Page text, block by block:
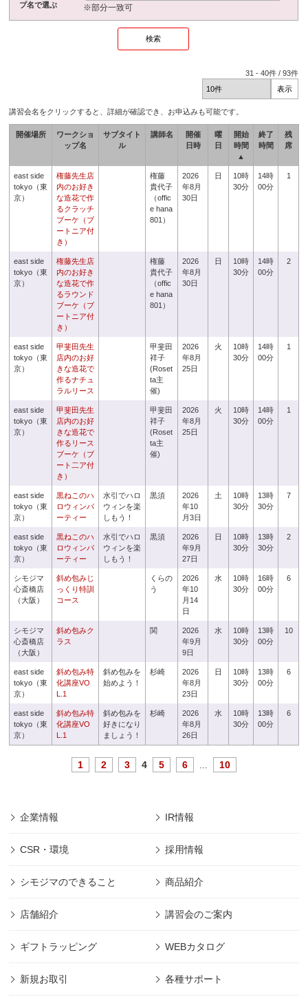
プ名で選ぶ
※部分一致可
31 -40件 /93件
講習会名をクリックすると、詳細が確認でき、お申込みも可能です。
開催場所
ワークショ
ップ名
サブタイト
ル
講師名
開催
日時
曜
日
開始
時間
▲
終了
時間
残
席
east side
tokyo（東
京）
権藤先生店
内のお好き
な造花で作
るクラッチ
ブーケ（ブ
ートニア付
き）
権藤
貴代子
（offic
e hana
801）
2026
年8月
30日
日
10時
30分
14時
00分
1
east side
tokyo（東
京）
権藤先生店
内のお好き
な造花で作
るラウンド
ブーケ（ブ
ートニア付
き）
権藤
貴代子
（offic
e hana
801）
2026
年8月
30日
日
10時
30分
14時
00分
2
east side
tokyo（東
京）
甲斐田先生
店内のお好
きな造花で
作るナチュ
ラルリース
甲斐田
祥子
(Roset
ta主
催)
2026
年8月
25日
火
10時
30分
14時
00分
1
east side
tokyo（東
京）
甲斐田先生
店内のお好
きな造花で
作るリース
ブーケ（ブ
ート二ア付
き）
甲斐田
祥子
(Roset
ta主
催)
2026
年8月
25日
火
10時
30分
14時
00分
1
east side
tokyo（東
京）
黒ねこのハ
ロウィンパ
ーティー
水引でハロ
ウィンを楽
しもう！
黒須
2026
年10
月3日
土
10時
30分
13時
30分
7
east side
tokyo（東
京）
黒ねこのハ
ロウィンパ
ーティー
水引でハロ
ウィンを楽
しもう！
黒須
2026
年9月
27日
日
10時
30分
13時
30分
2
シモジマ
心斎橋店
（大阪）
斜め包みじ
っくり特訓
コース
くらの
う
2026
年10
月14
日
水
10時
30分
16時
00分
6
シモジマ
心斎橋店
（大阪）
斜め包みク
ラス
関
2026
年9月
9日
水
10時
30分
13時
00分
10
east side
tokyo（東
京）
斜め包み特
化講座VO
L.1
斜め包みを
始めよう！
杉崎
2026
年8月
23日
日
10時
30分
13時
00分
6
east side
tokyo（東
京）
斜め包み特
化講座VO
L.1
斜め包みを
好きになり
ましょう！
杉崎
2026
年8月
26日
水
10時
30分
13時
00分
6
1 2 3 4 5 6 10
企業情報 IR情報
CSR・環境 採用情報
シモジマのできること 商品紹介
店舗紹介 講習会のご案内
ギフトラッピング WEBカタログ
新規お取引 各種サポート